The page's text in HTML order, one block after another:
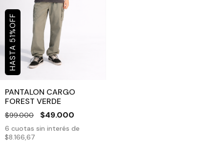
51
%
OFF
PANTALON CARGO
FOREST VERDE
$99.000 $49.000
6 cuotas sin interés de
$8.166,67